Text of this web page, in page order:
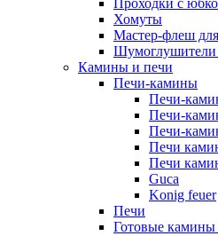
Проходки с
Хомуты
Мастер-флеш
Шумоглушители
Камины и печи
Печи-камины
Печи-
Печи-
Печи-
Печи
Печи
Guca
Konig feuer
Печи
Готовые камины